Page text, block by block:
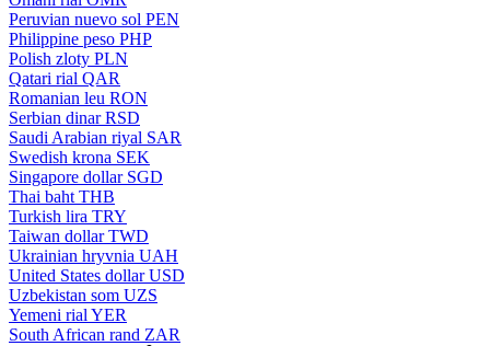
Peruvian nuevo sol PEN
Philippine peso PHP
Polish zloty PLN
Qatari rial QAR
Romanian leu RON
Serbian dinar RSD
Saudi Arabian riyal SAR
Swedish krona SEK
Singapore dollar SGD
Thai baht THB
Turkish lira TRY
Taiwan dollar TWD
Ukrainian hryvnia UAH
United States dollar USD
Uzbekistan som UZS
Yemeni rial YER
South African rand ZAR